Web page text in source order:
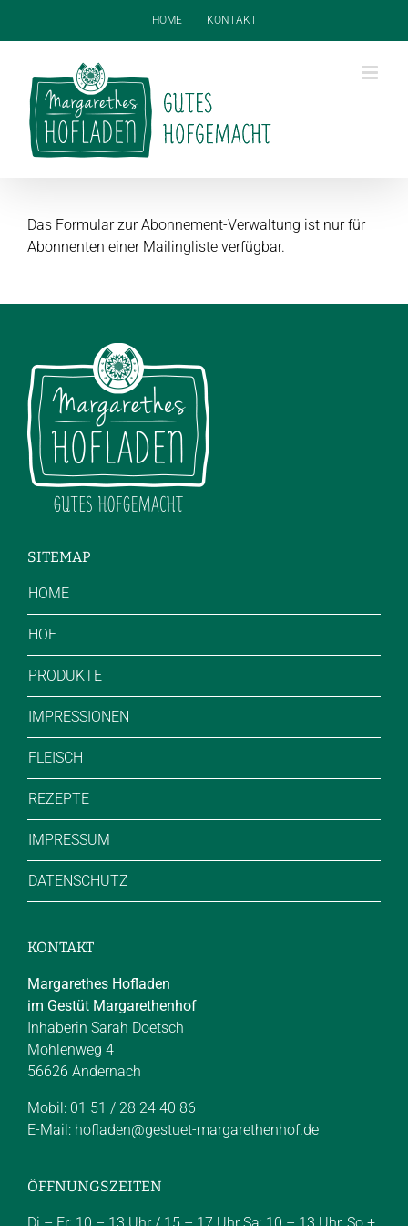
HOME KONTAKT
Das Formular zur Abonnement-Verwaltung ist nur für
Abonnenten einer Mailingliste verfügbar.
SITEMAP
HOME
HOF
PRODUKTE
IMPRESSIONEN
FLEISCH
REZEPTE
IMPRESSUM
DATENSCHUTZ
KONTAKT
Margarethes Hofladen
im Gestüt Margarethenhof
Inhaberin Sarah Doetsch
Mohlenweg 4
56626 Andernach
Mobil: 01 51 / 28 24 40 86
E-Mail: hofladen@gestuet-margarethenhof.de
ÖFFNUNGSZEITEN